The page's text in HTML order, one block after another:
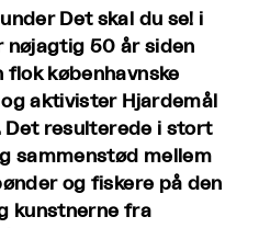
Det skal du se! i
nøjagtig 50 år siden
flok københavnske
aktivister Hjardemål
Det resulterede i stort
sammenstød mellem
og fiskere på den
kunstnerne fra